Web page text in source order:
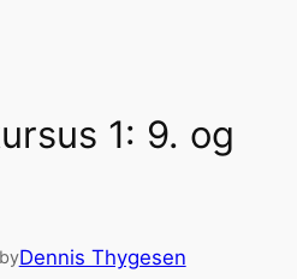
1: 9. og
Dennis Thygesen